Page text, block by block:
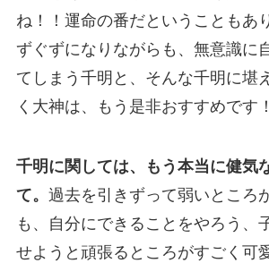
ね！！運命の番だということもあ
ずぐずになりながらも、無意識に
てしまう千明と、そんな千明に堪
く大神は、もう是非おすすめです
千明に関しては、もう本当に健気
て。 過去を引きずって弱いところ
も、自分にできることをやろう、
せようと頑張るところがすごく可